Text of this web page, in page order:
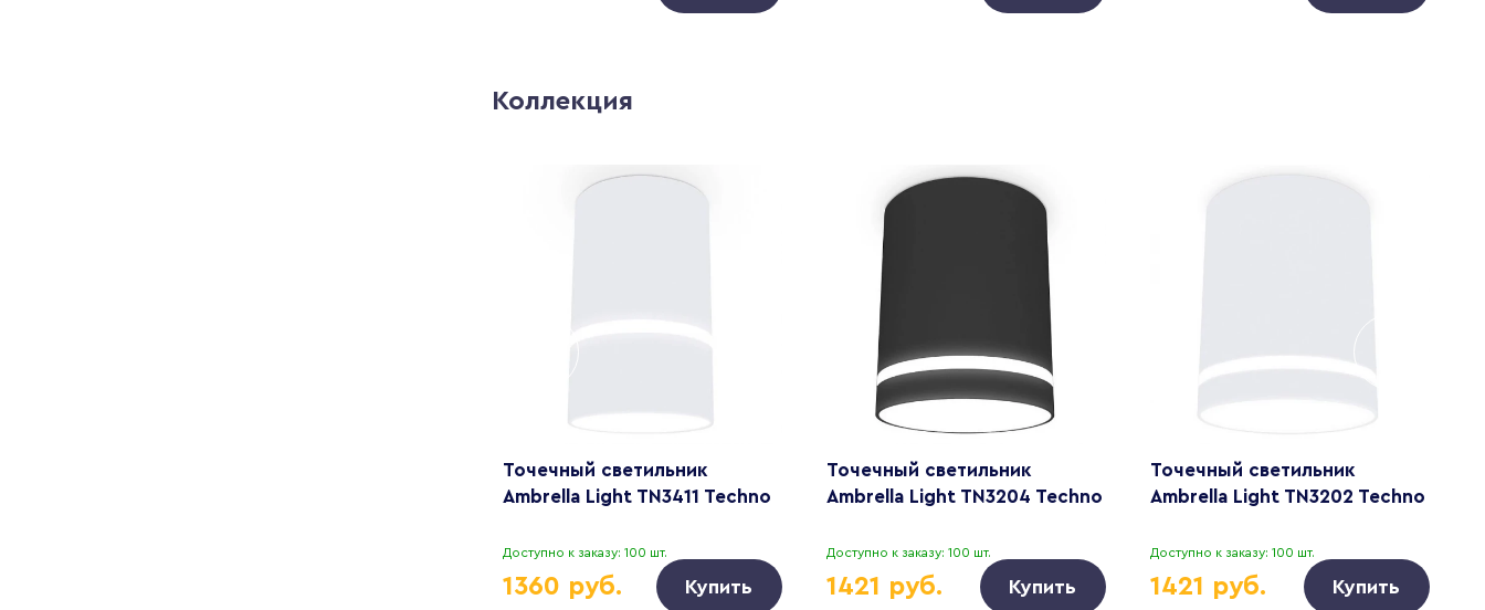
Коллекция
Точечный светильник
Ambrella Light TN3411 Techno
Доступно к заказу: 100 шт.
1360 руб. Купить
Точечный светильник
Ambrella Light TN3204 Techno
Доступно к заказу: 100 шт.
1421 руб. Купить
Точечный светильник
Ambrella Light TN3202 Techno
Доступно к заказу: 100 шт.
1421 руб. Купить